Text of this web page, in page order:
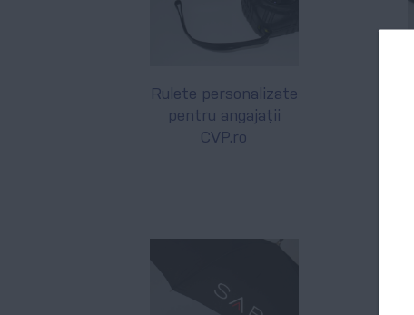
Rulete personalizate
pentru angajații
CVP.ro